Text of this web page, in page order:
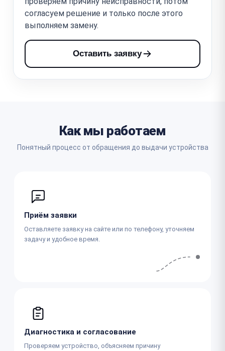
согласуем решение и только после этого
выполняем замену.
Оставить заявку
Как мы работаем
Понятный процесс от обращения до выдачи устройства
Приём заявки
Оставляете заявку на сайте или по телефону, уточняем
задачу и удобное время.
Диагностика и согласование
Проверяем устройство, объясняем причину